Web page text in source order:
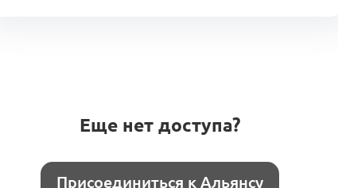
Еще нет доступа?
Присоединиться к Альянсу